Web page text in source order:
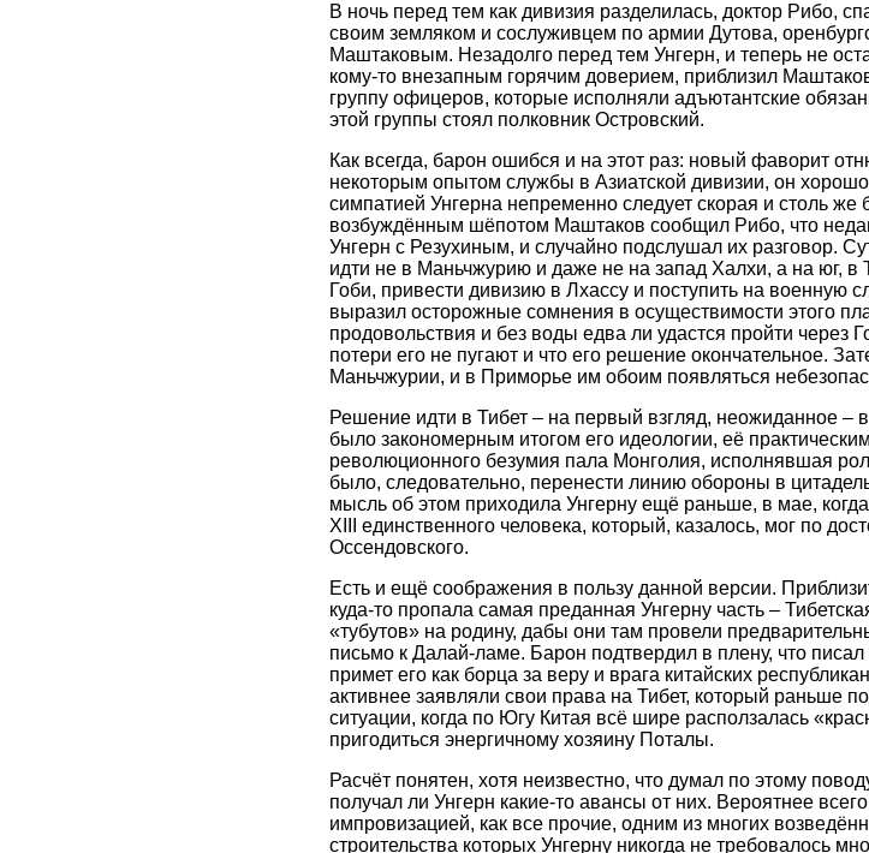
В ночь перед тем как дивизия разделилась, доктор Рибо,
своим земляком и сослуживцем по армии Дутова,
Маштаковым. Незадолго перед тем Унгерн, и теперь не
кому-то внезапным горячим доверием, приблизил
группу офицеров, которые исполняли адъютантские
этой группы стоял полковник Островский.
Как всегда, барон ошибся и на этот раз: новый фаворит
некоторым опытом службы в Азиатской дивизии, он
симпатией Унгерна непременно следует скорая и столь
возбуждённым шёпотом Маштаков сообщил Рибо, что
Унгерн с Резухиным, и случайно подслушал их разговор.
идти не в Маньчжурию и даже не на запад Халхи, а на юг, в
Гоби, привести дивизию в Лхассу и поступить на военную
выразил осторожные сомнения в осуществимости этого
продовольствия и без воды едва ли удастся пройти через
потери его не пугают и что его решение окончательное.
Маньчжурии, и в Приморье им обоим появляться
Решение идти в Тибет – на первый взгляд, неожиданное –
было закономерным итогом его идеологии, её
революционного безумия пала Монголия, исполнявшая
было, следовательно, перенести линию обороны в
мысль об этом приходила Унгерну ещё раньше, в мае,
XIII единственного человека, который, казалось, мог по
Оссендовского.
Есть и ещё соображения в пользу данной версии.
куда-то пропала самая преданная Унгерну часть –
«тубутов» на родину, дабы они там провели
письмо к Далай-ламе. Барон подтвердил в плену, что
примет его как борца за веру и врага китайских
активнее заявляли свои права на Тибет, который раньше
ситуации, когда по Югу Китая всё шире расползалась
пригодиться энергичному хозяину Поталы.
Расчёт понятен, хотя неизвестно, что думал по этому
получал ли Унгерн какие-то авансы от них. Вероятнее
импровизацией, как все прочие, одним из многих
строительства которых Унгерну никогда не требовалось